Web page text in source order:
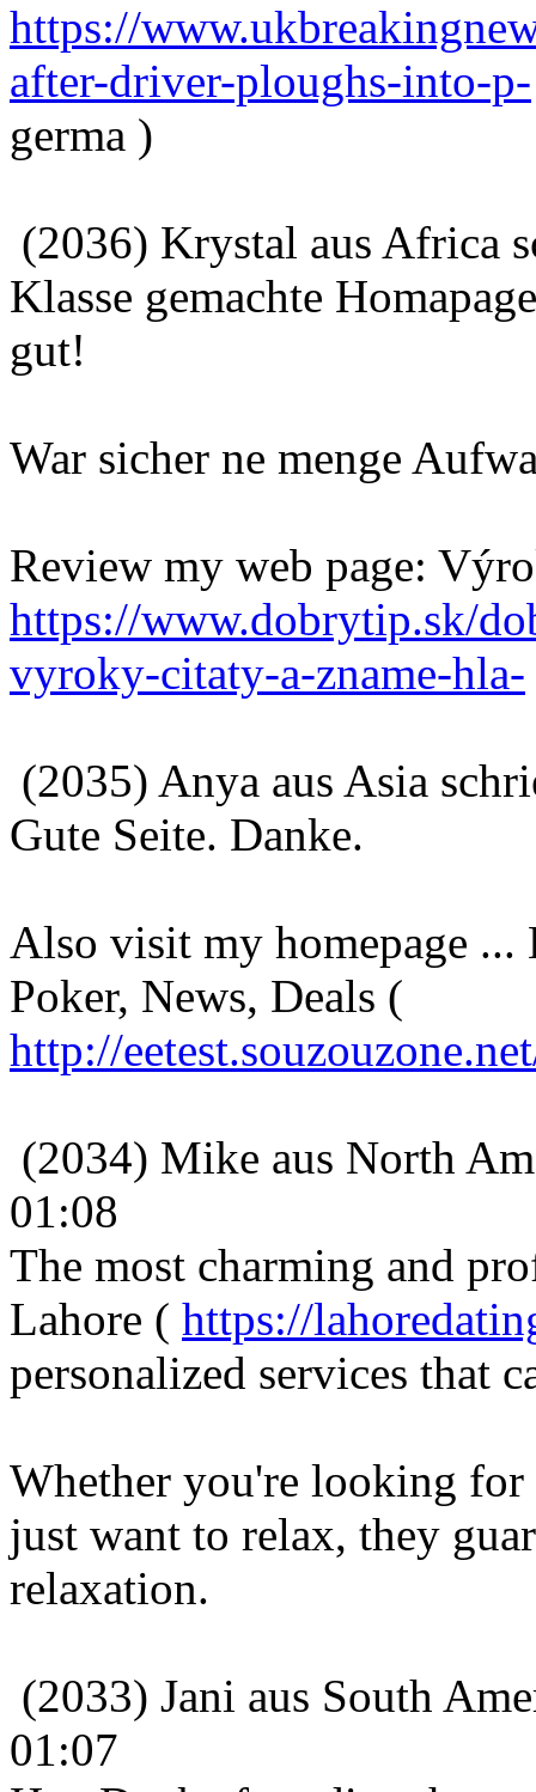
https://
after-driver-ploughs-into-p-
germa )
(2036) Krystal aus Africa
Klasse gemachte
gut!
War sicher ne menge
Review my web page:
https://www.dobrytip.sk/
vyroky-citaty-a-zname-hla-
(2035) Anya aus Asia
Gute Seite. Danke.
Also visit my homepage ...
Poker, News, Deals (
http://
(2034) Mike aus North
01:08
The most charming and
Lahore ( https://
personalized services that
Whether you're looking
just want to relax, they
relaxation.
(2033) Jani aus South
01:07